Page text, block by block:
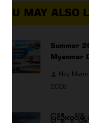
YOU MAY ALSO
Summer
Myanmar
Hay
2026
ပြင်ဦးလွင်